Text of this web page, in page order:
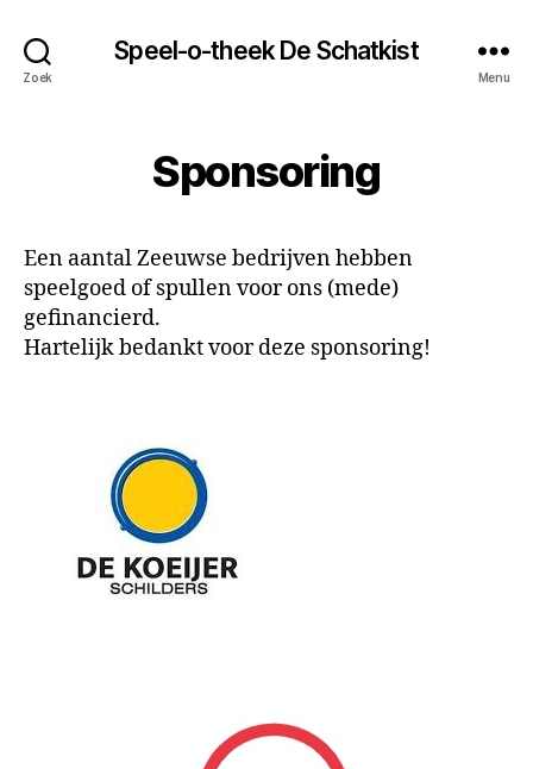
Zoek
Speel-o-theek De Schatkist
Menu
Sponsoring
Een aantal Zeeuwse bedrijven hebben
speelgoed of spullen voor ons (mede)
gefinancierd.
Hartelijk bedankt voor deze sponsoring!